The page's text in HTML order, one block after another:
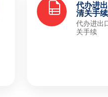
代办进
清关手续
代办进出
关手续